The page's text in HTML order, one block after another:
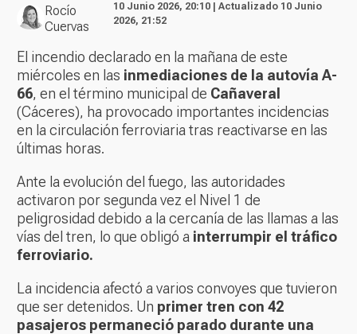
Rocío
Cuervas
10 Junio 2026, 20:10 | Actualizado 10 Junio
2026, 21:52
El incendio declarado en la mañana de este
miércoles en las inmediaciones de la autovía A-
66, en el término municipal de Cañaveral
(Cáceres), ha provocado importantes incidencias
en la circulación ferroviaria tras reactivarse en las
últimas horas.
Ante la evolución del fuego, las autoridades
activaron por segunda vez el Nivel 1 de
peligrosidad debido a la cercanía de las llamas a las
vías del tren, lo que obligó a interrumpir el tráfico
ferroviario.
La incidencia afectó a varios convoyes que tuvieron
que ser detenidos. Un primer tren con 42
pasajeros permaneció parado durante una